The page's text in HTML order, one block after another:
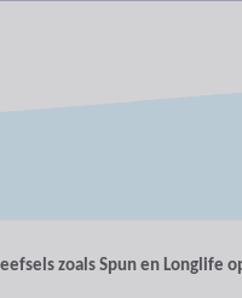
zoals Spun en Longlife